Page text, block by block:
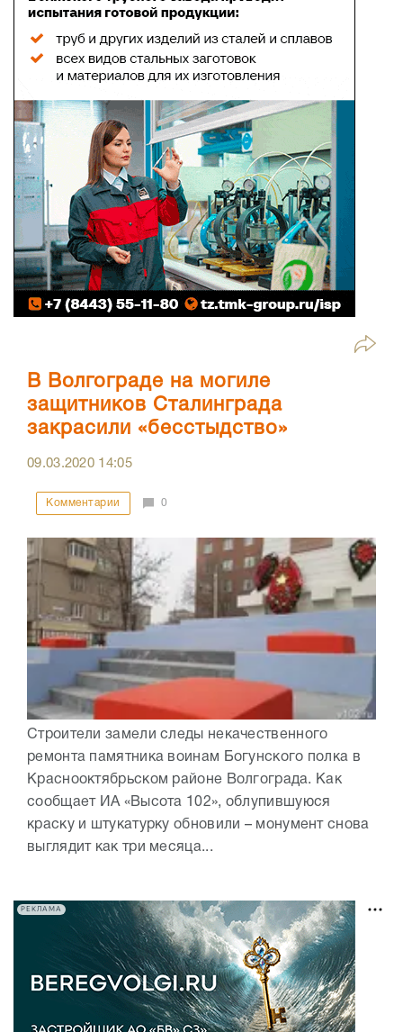
В Волгограде на могиле
защитников Сталинграда
закрасили «бесстыдство»
09.03.2020 14:05
Комментарии 0
Строители замели следы некачественного
ремонта памятника воинам Богунского полка в
Краснооктябрьском районе Волгограда. Как
сообщает ИА «Высота 102», облупившуюся
краску и штукатурку обновили – монумент снова
выглядит как три месяца...
РЕКЛАМА